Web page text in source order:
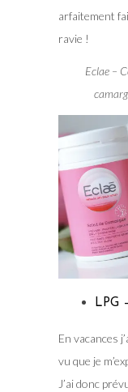
arfaitement
ravie !
Eclae –
LPG
En vacances
vu que je
J’ai donc